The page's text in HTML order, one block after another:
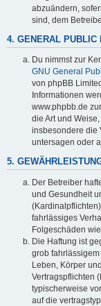
abzuändern,
sind, dem
4. GENERAL PUBLIC
Du nimmst zur
GNU General
von phpBB
Informationen
www.phpbb.de
die Art und
insbesondere die
untersagen oder
5.
Der Betreiber
und Gesundheit
fahrlässiges
Folgeschäden
Die Haftung ist
grob
Leben, Körper
Vertragspflichten
typischerweise
auf die